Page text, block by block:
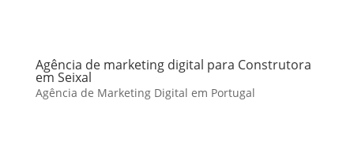
Agência de marketing digital para Construtora
em Seixal
Agência de Marketing Digital em Portugal